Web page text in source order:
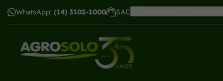
WhatsApp: (14) 3102-1000 SAC
menu